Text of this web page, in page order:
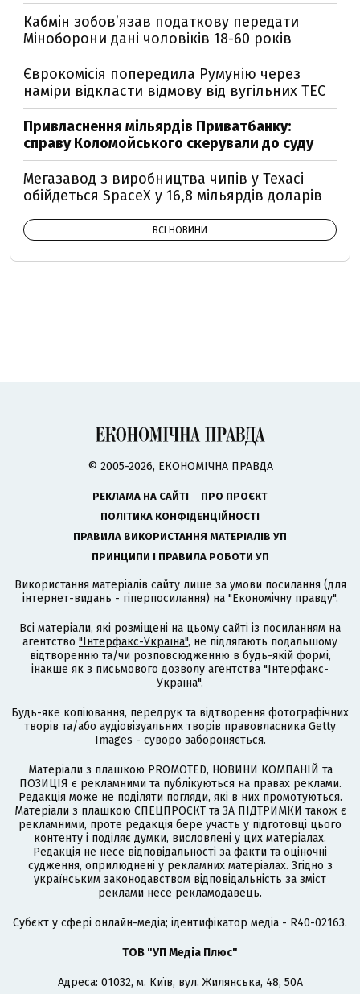
Кабмін зобовʼязав податкову передати
Міноборони дані чоловіків 18-60 років
Єврокомісія попередила Румунію через
наміри відкласти відмову від вугільних ТЕС
Привласнення мільярдів Приватбанку:
справу Коломойського скерували до суду
Мегазавод з виробництва чипів у Техасі
обійдеться SpaceX у 16,8 мільярдів доларів
ВСІ НОВИНИ
© 2005-2026, ЕКОНОМІЧНА ПРАВДА
РЕКЛАМА НА САЙТІ
ПРО ПРОЄКТ
ПОЛІТИКА КОНФІДЕНЦІЙНОСТІ
ПРАВИЛА ВИКОРИСТАННЯ МАТЕРІАЛІВ УП
ПРИНЦИПИ І ПРАВИЛА РОБОТИ УП
Використання матеріалів сайту лише за умови посилання (для
інтернет-видань - гіперпосилання) на "Економічну правду".
Всі матеріали, які розміщені на цьому сайті із посиланням на
агентство "Інтерфакс-Україна", не підлягають подальшому
відтворенню та/чи розповсюдженню в будь-якій формі,
інакше як з письмового дозволу агентства "Інтерфакс-
Україна".
Будь-яке копіювання, передрук та відтворення фотографічних
творів та/або аудіовізуальних творів правовласника Getty
Images - суворо забороняється.
Матеріали з плашкою PROMOTED, НОВИНИ КОМПАНІЙ та
ПОЗИЦІЯ є рекламними та публікуються на правах реклами.
Редакція може не поділяти погляди, які в них промотуються.
Матеріали з плашкою СПЕЦПРОЄКТ та ЗА ПІДТРИМКИ також є
рекламними, проте редакція бере участь у підготовці цього
контенту і поділяє думки, висловлені у цих матеріалах.
Редакція не несе відповідальності за факти та оціночні
судження, оприлюднені у рекламних матеріалах. Згідно з
українським законодавством відповідальність за зміст
реклами несе рекламодавець.
Cубєкт у сфері онлайн-медіа; ідентифікатор медіа - R40-02163.
ТОВ "УП Медіа Плюс"
Адреса: 01032, м. Київ, вул. Жилянська, 48, 50А